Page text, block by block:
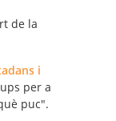
de la
i
per a
puc".